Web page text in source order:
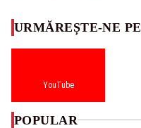
URMĂREȘTE-NE PE
YouTube
POPULAR